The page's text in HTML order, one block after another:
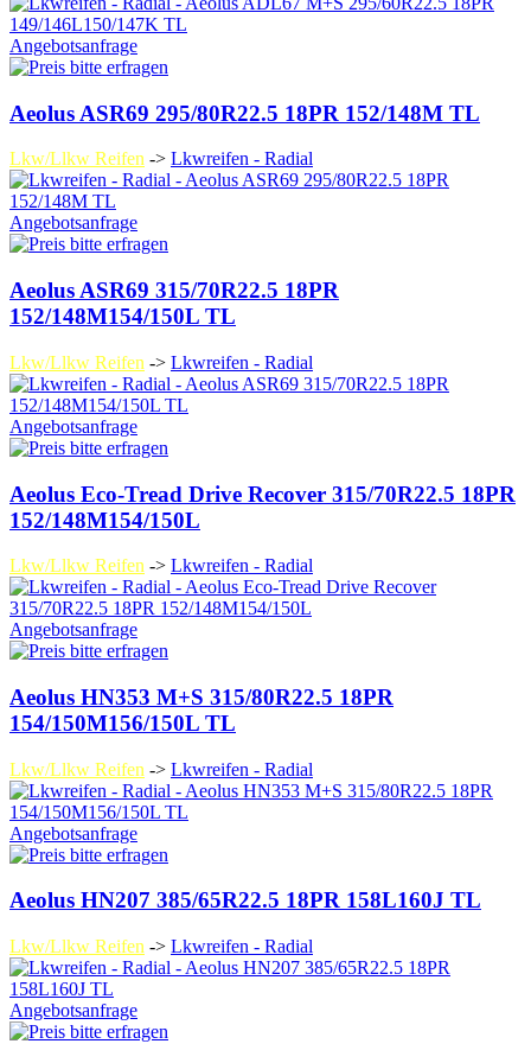
Angebotsanfrage
Aeolus ASR69 295/80R22.5 18PR 152/148M TL
Lkw/Llkw Reifen -> Lkwreifen - Radial
Angebotsanfrage
Aeolus ASR69 315/70R22.5 18PR
152/148M154/150L TL
Lkw/Llkw Reifen -> Lkwreifen - Radial
Angebotsanfrage
Aeolus Eco-Tread Drive Recover 315/70R22.5 18PR
152/148M154/150L
Lkw/Llkw Reifen -> Lkwreifen - Radial
Angebotsanfrage
Aeolus HN353 M+S 315/80R22.5 18PR
154/150M156/150L TL
Lkw/Llkw Reifen -> Lkwreifen - Radial
Angebotsanfrage
Aeolus HN207 385/65R22.5 18PR 158L160J TL
Lkw/Llkw Reifen -> Lkwreifen - Radial
Angebotsanfrage